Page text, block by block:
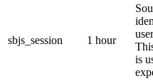
sbjs_session 1 hour
is